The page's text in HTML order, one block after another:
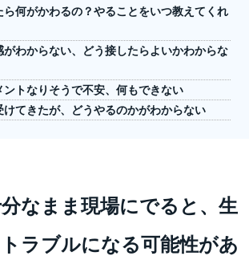
ら何がかわるの？やることをいつ教えてくれ
がわからない、どう接したらよいかわからな
ントなりそうで不安、何もできない
けてきたが、どうやるのかがわからない
なまま現場にでると、生
ラブルになる可能性があ